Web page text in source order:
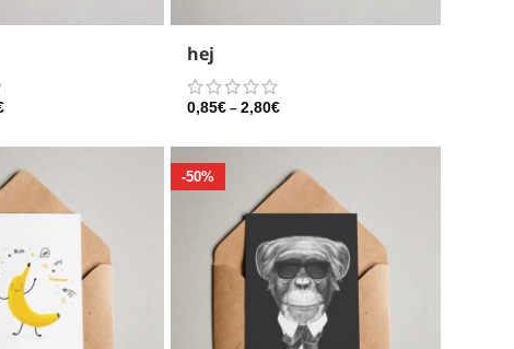
hej
0,85€ –2,80€
-50%